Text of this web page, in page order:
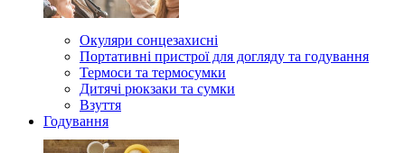
Окуляри сонцезахисні
Портативні пристрої для догляду та годування
Термоси та термосумки
Дитячі рюкзаки та сумки
Взуття
Годування